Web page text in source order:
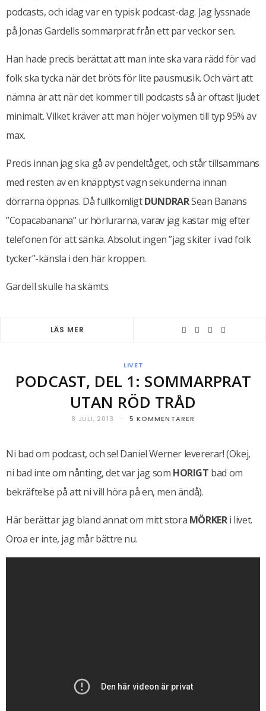
podcasts, och idag var en typisk podcast-dag. Jag lyssnade
på Jonas Gardells sommarprat från ett par veckor sen.
Han hade precis berättat att man inte ska vara rädd för vad
folk ska tycka när det bröts för lite pausmusik. Och värt att
nämna är att när det kommer till podcasts så är oftast ljudet
minimalt. Vilket kräver att man höjer volymen till typ 95% av
max.
Precis innan jag ska gå av pendeltåget, och står tillsammans
med resten av en knäpptyst vagn sekunderna innan
dörrarna öppnas. Då fullkomligtDUNDRARSean Banans
”Copacabanana” ur hörlurarna, varav jag kastar mig efter
telefonen för att sänka. Absolut ingen ”jag skiter i vad folk
tycker”-känsla i den här kroppen.
Gardell skulle ha skämts.
LÄS MER
LIVET
PODCAST, DEL 1: SOMMARPRAT
UTAN RÖD TRÅD
8 JULI, 2013 5 KOMMENTARER
Ni bad om podcast, och se! Daniel Werner levererar! (Okej,
ni bad inte om nånting, det var jag som HORIGT bad om
bekräftelse på att ni vill höra på en, men ändå).
Här berättar jag bland annat om mitt stora MÖRKERi livet.
Oroa er inte, jag mår bättre nu.